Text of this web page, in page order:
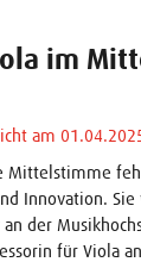
im
am
Mittelstimme
Innovation.
der
für Viola